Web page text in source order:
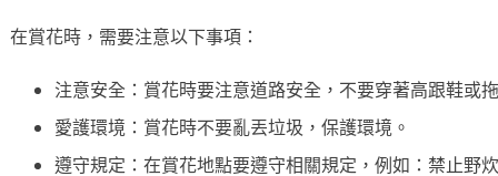
在賞花時，需要注意以下事項：
注意安全：賞花時要注意道路安全，不要穿著高跟鞋或
愛護環境：賞花時不要亂丟垃圾，保護環境。
遵守規定：在賞花地點要遵守相關規定，例如：禁止野